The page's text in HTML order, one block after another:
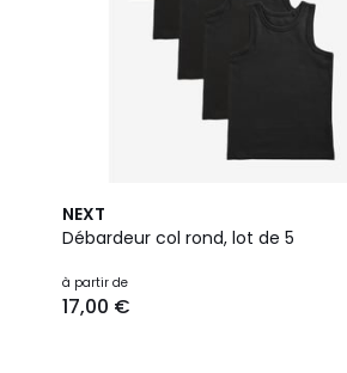
NEXT
Débardeur col rond, lot de 5
à partir de
17,00 €
2
Couleurs